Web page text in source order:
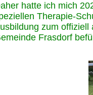
hatte ich mich
Therapie-
zum offiziell
Frasdorf